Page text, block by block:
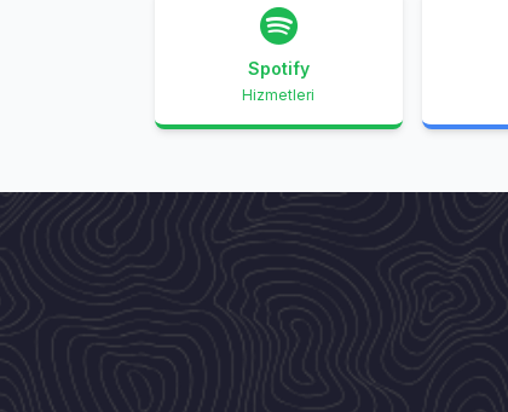
Spotify
Hizmetleri